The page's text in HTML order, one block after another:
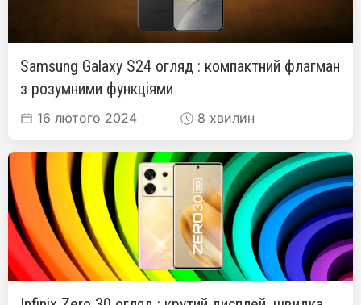
Samsung Galaxy S24 огляд : компактний флагман
з розумними функціями
16 лютого 2024 8 хвилин